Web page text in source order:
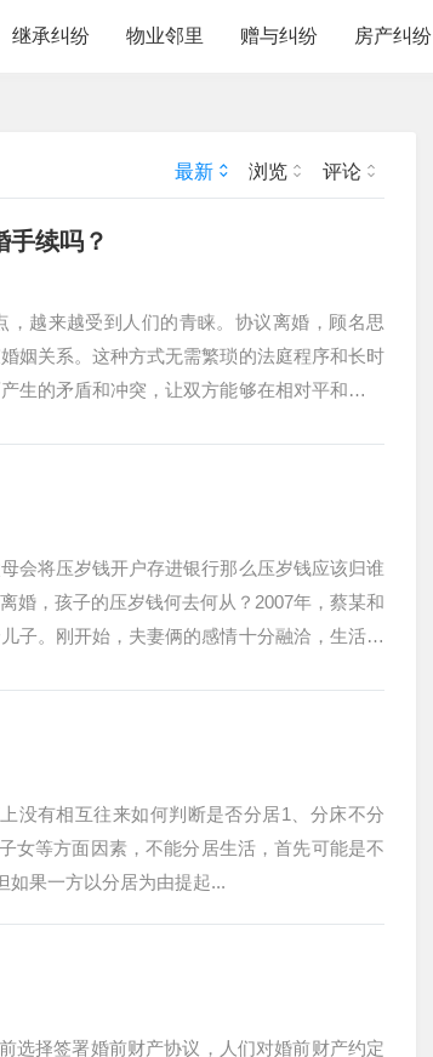
继承纠纷 物业邻里 赠与纠纷 房产纠纷
最新 浏览 评论
手续吗？
越来越受到人们的青睐。协议离婚，顾名思
姻关系。这种方式无需繁琐的法庭程序和长时
生的矛盾和冲突，让双方能够在相对平和的氛
会将压岁钱开户存进银行那么压岁钱应该归谁
婚，孩子的压岁钱何去何从？2007年，蔡某和
子。刚开始，夫妻俩的感情十分融洽，生活过
没有相互往来如何判断是否分居1、分床不分
女等方面因素，不能分居生活，首先可能是不
如果一方以分居为由提起...
选择签署婚前财产协议，人们对婚前财产约定